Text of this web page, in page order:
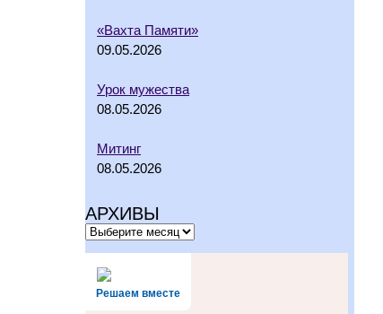
«Вахта Памяти»
09.05.2026
Урок мужества
08.05.2026
Митинг
08.05.2026
АРХИВЫ
Решаем вместе